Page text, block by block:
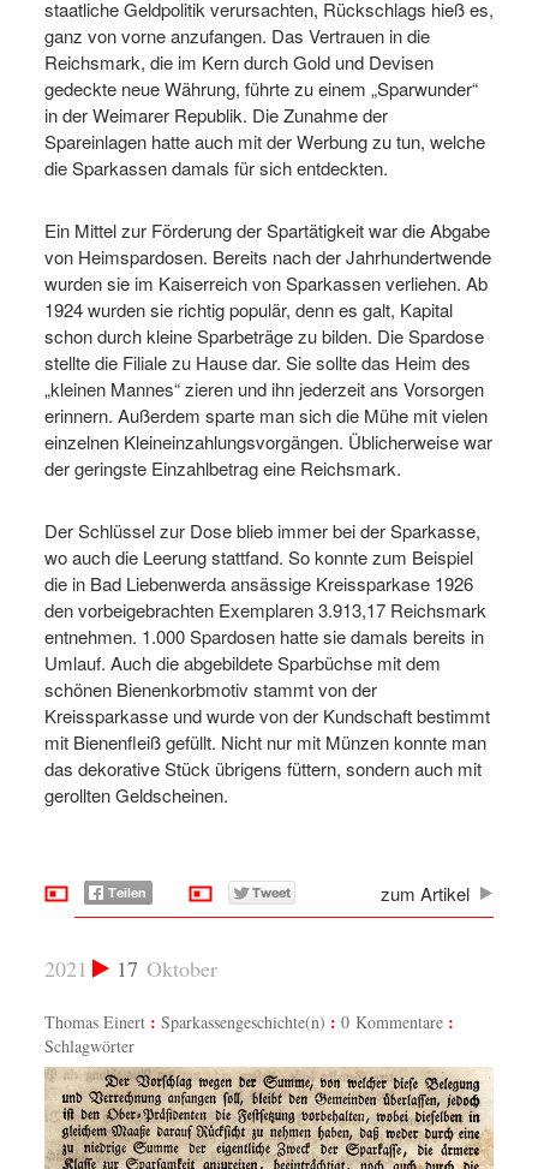
staatliche Geldpolitik verursachten, Rückschlags hieß es,
ganz von vorne anzufangen. Das Vertrauen in die
Reichsmark, die im Kern durch Gold und Devisen
gedeckte neue Währung, führte zu einem „Sparwunder“
in der Weimarer Republik. Die Zunahme der
Spareinlagen hatte auch mit der Werbung zu tun, welche
die Sparkassen damals für sich entdeckten.
Ein Mittel zur Förderung der Spartätigkeit war die Abgabe
von Heimspardosen. Bereits nach der Jahrhundertwende
wurden sie im Kaiserreich von Sparkassen verliehen. Ab
1924 wurden sie richtig populär, denn es galt, Kapital
schon durch kleine Sparbeträge zu bilden. Die Spardose
stellte die Filiale zu Hause dar. Sie sollte das Heim des
„kleinen Mannes“ zieren und ihn jederzeit ans Vorsorgen
erinnern. Außerdem sparte man sich die Mühe mit vielen
einzelnen Kleineinzahlungsvorgängen. Üblicherweise war
der geringste Einzahlbetrag eine Reichsmark.
Der Schlüssel zur Dose blieb immer bei der Sparkasse,
wo auch die Leerung stattfand. So konnte zum Beispiel
die in Bad Liebenwerda ansässige Kreissparkase 1926
den vorbeigebrachten Exemplaren 3.913,17 Reichsmark
entnehmen. 1.000 Spardosen hatte sie damals bereits in
Umlauf. Auch die abgebildete Sparbüchse mit dem
schönen Bienenkorbmotiv stammt von der
Kreissparkasse und wurde von der Kundschaft bestimmt
mit Bienenfleiß gefüllt. Nicht nur mit Münzen konnte man
das dekorative Stück übrigens füttern, sondern auch mit
gerollten Geldscheinen.
zum Artikel
17 Oktober
2021
Thomas Einert Sparkassengeschichte(n)
0 Kommentare
Schlagwörter